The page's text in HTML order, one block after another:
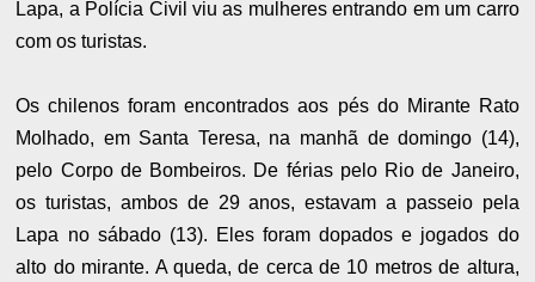
Lapa, a Polícia Civil viu as mulheres entrando em um carro
com os turistas.
Os chilenos foram encontrados aos pés do Mirante Rato
Molhado, em Santa Teresa, na manhã de domingo (14),
pelo Corpo de Bombeiros. De férias pelo Rio de Janeiro,
os turistas, ambos de 29 anos, estavam a passeio pela
Lapa no sábado (13). Eles foram dopados e jogados do
alto do mirante. A queda, de cerca de 10 metros de altura,